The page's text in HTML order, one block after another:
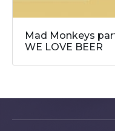
Mad Monkeys
WE LOVE BEER